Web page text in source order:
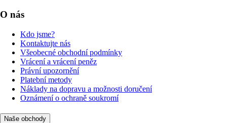
O nás
Kdo jsme?
Kontaktujte nás
Všeobecné obchodní podmínky
Vrácení a vrácení peněz
Právní upozornění
Platební metody
Náklady na dopravu a možnosti doručení
Oznámení o ochraně soukromí
Naše obchody